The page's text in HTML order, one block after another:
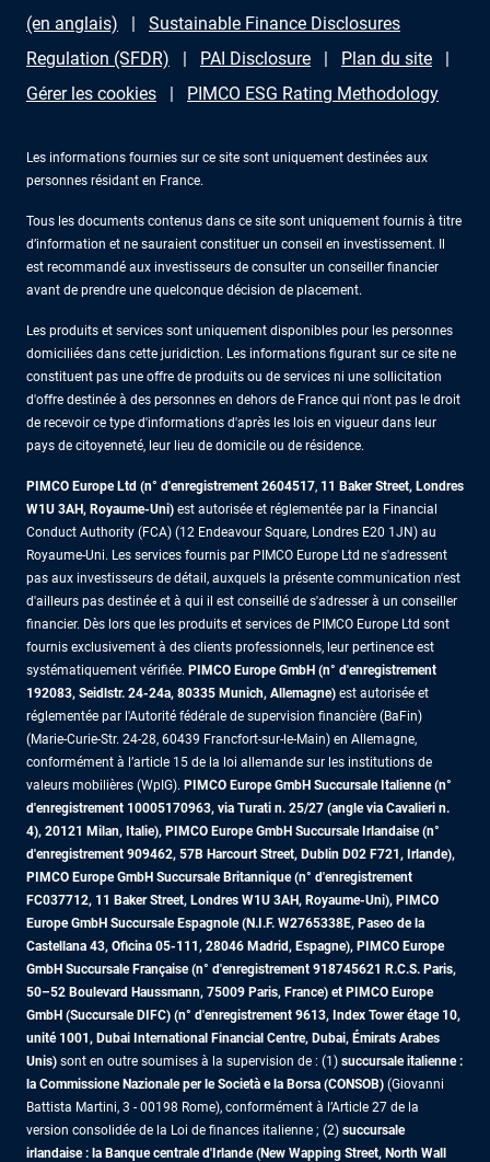
(en anglais)
Sustainable Finance Disclosures
Regulation (SFDR)
PAI Disclosure
Plan du site
Gérer les cookies
PIMCO ESG Rating Methodology
Les informations fournies sur ce site sont uniquement destinées aux
personnes résidant en France.
Tous les documents contenus dans ce site sont uniquement fournis à titre
d’information et ne sauraient constituer un conseil en investissement. Il
est recommandé aux investisseurs de consulter un conseiller financier
avant de prendre une quelconque décision de placement.
Les produits et services sont uniquement disponibles pour les personnes
domiciliées dans cette juridiction. Les informations figurant sur ce site ne
constituent pas une offre de produits ou de services ni une sollicitation
d'offre destinée à des personnes en dehors de France qui n'ont pas le droit
de recevoir ce type d'informations d'après les lois en vigueur dans leur
pays de citoyenneté, leur lieu de domicile ou de résidence.
PIMCO Europe Ltd (n° d'enregistrement 2604517, 11 Baker Street, Londres
W1U 3AH, Royaume-Uni) est autorisée et réglementée par la Financial
Conduct Authority (FCA) (12 Endeavour Square, Londres E20 1JN) au
Royaume-Uni. Les services fournis par PIMCO Europe Ltd ne s'adressent
pas aux investisseurs de détail, auxquels la présente communication n'est
d'ailleurs pas destinée et à qui il est conseillé de s'adresser à un conseiller
financier. Dès lors que les produits et services de PIMCO Europe Ltd sont
fournis exclusivement à des clients professionnels, leur pertinence est
systématiquement vérifiée. PIMCO Europe GmbH (n° d'enregistrement
192083, Seidlstr. 24-24a, 80335 Munich, Allemagne) est autorisée et
réglementée par l'Autorité fédérale de supervision financière (BaFin)
(Marie-Curie-Str. 24-28, 60439 Francfort-sur-le-Main) en Allemagne,
conformément à l’article 15 de la loi allemande sur les institutions de
valeurs mobilières (WpIG). PIMCO Europe GmbH Succursale Italienne (n°
d'enregistrement 10005170963, via Turati n. 25/27 (angle via Cavalieri n.
4), 20121 Milan, Italie), PIMCO Europe GmbH Succursale Irlandaise (n°
d'enregistrement 909462, 57B Harcourt Street, Dublin D02 F721, Irlande),
PIMCO Europe GmbH Succursale Britannique (n° d'enregistrement
FC037712, 11 Baker Street, Londres W1U 3AH, Royaume-Uni), PIMCO
Europe GmbH Succursale Espagnole (N.I.F. W2765338E, Paseo de la
Castellana 43, Oficina 05-111, 28046 Madrid, Espagne), PIMCO Europe
GmbH Succursale Française (n° d'enregistrement 918745621 R.C.S. Paris,
50–52 Boulevard Haussmann, 75009 Paris, France) et PIMCO Europe
GmbH (Succursale DIFC) (n° d'enregistrement 9613, Index Tower étage 10,
unité 1001, Dubai International Financial Centre, Dubai, Émirats Arabes
Unis) sont en outre soumises à la supervision de : (1) succursale italienne :
la Commissione Nazionale per le Società e la Borsa (CONSOB) (Giovanni
Battista Martini, 3 - 00198 Rome), conformément à l’Article 27 de la
version consolidée de la Loi de finances italienne ; (2) succursale
irlandaise : la Banque centrale d'Irlande (New Wapping Street, North Wall